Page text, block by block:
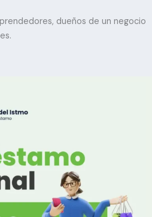
dueños de un negocio